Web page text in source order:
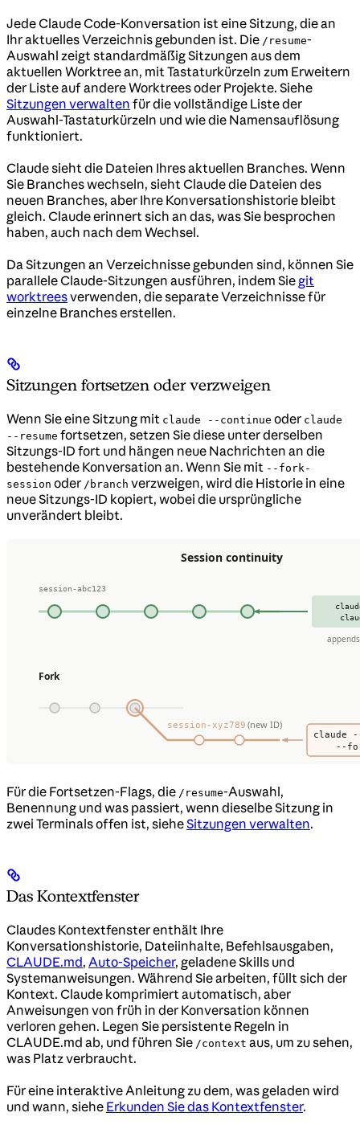
Jede Claude Code-Konversation ist eine Sitzung, die an
Ihr aktuelles Verzeichnis gebunden ist. Die /resume-
Auswahl zeigt standardmäßig Sitzungen aus dem
aktuellen Worktree an, mit Tastaturkürzeln zum Erweitern
der Liste auf andere Worktrees oder Projekte. Siehe
Sitzungen verwalten für die vollständige Liste der
Auswahl-Tastaturkürzeln und wie die Namensauflösung
funktioniert.
Claude sieht die Dateien Ihres aktuellen Branches. Wenn
Sie Branches wechseln, sieht Claude die Dateien des
neuen Branches, aber Ihre Konversationshistorie bleibt
gleich. Claude erinnert sich an das, was Sie besprochen
haben, auch nach dem Wechsel.
Da Sitzungen an Verzeichnisse gebunden sind, können Sie
parallele Claude-Sitzungen ausführen, indem Sie git
worktreesverwenden, die separate Verzeichnisse für
einzelne Branches erstellen.
Sitzungen fortsetzen oder verzweigen
Wenn Sie eine Sitzung mit claude --continue oder claude
--resume fortsetzen, setzen Sie diese unter derselben
Sitzungs-ID fort und hängen neue Nachrichten an die
bestehende Konversation an. Wenn Sie mit --fork-
session oder /branch verzweigen, wird die Historie in eine
neue Sitzungs-ID kopiert, wobei die ursprüngliche
unverändert bleibt.
Für die Fortsetzen-Flags, die /resume-Auswahl,
Benennung und was passiert, wenn dieselbe Sitzung in
zwei Terminals offen ist, sieheSitzungen verwalten.
Das Kontextfenster
Claudes Kontextfenster enthält Ihre
Konversationshistorie, Dateiinhalte, Befehlsausgaben,
CLAUDE.md, Auto-Speicher, geladene Skills und
Systemanweisungen. Während Sie arbeiten, füllt sich der
Kontext. Claude komprimiert automatisch, aber
Anweisungen von früh in der Konversation können
verloren gehen. Legen Sie persistente Regeln in
CLAUDE.md ab, und führen Sie /context aus, um zu sehen,
was Platz verbraucht.
Für eine interaktive Anleitung zu dem, was geladen wird
und wann, siehe Erkunden Sie das Kontextfenster.